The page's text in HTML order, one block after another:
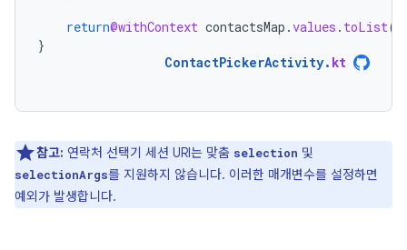
return@withContext contactsMap .values . toList()
}
ContactPickerActivity. kt
참고: 연락처 선택기 세션 URI는 맞춤 selection 및
selectionArgs를 지원하지 않습니다. 이러한 매개변수를 설정하면
예외가 발생합니다.